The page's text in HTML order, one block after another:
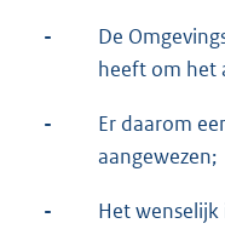
-
De
heeft om het
-
Er daarom
aangewezen;
-
Het